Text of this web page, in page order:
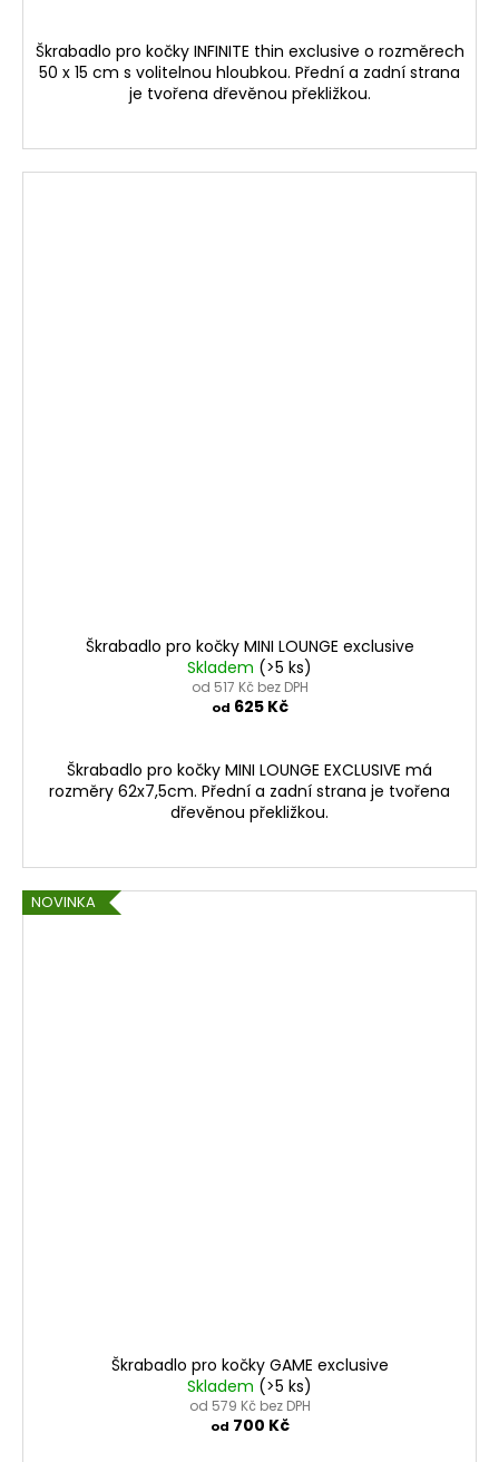
Škrabadlo pro kočky INFINITE thin exclusive o rozměrech
50 x 15 cm s volitelnou hloubkou. Přední a zadní strana
je tvořena dřevěnou překližkou.
Škrabadlo pro kočky MINI LOUNGE exclusive
Skladem (>5 ks)
od 517 Kč bez DPH
od 625 Kč
Škrabadlo pro kočky MINI LOUNGE EXCLUSIVE má
rozměry 62x7,5cm. Přední a zadní strana je tvořena
dřevěnou překližkou.
NOVINKA
Škrabadlo pro kočky GAME exclusive
Skladem (>5 ks)
od 579 Kč bez DPH
od 700 Kč